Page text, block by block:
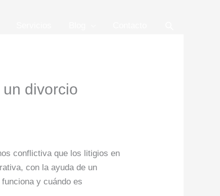
divorcio
conflictiva que los litigios en
con la ayuda de un
y cuándo es